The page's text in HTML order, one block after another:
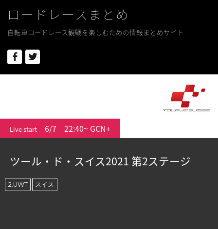
ロードレースまとめ
自転車ロードレース観戦を楽しむための情報まとめサイト
Facebook
Live start 6/7 22:40~ GCN+
ツール・ド・スイス2021 第2ステージ
2.UWT スイス